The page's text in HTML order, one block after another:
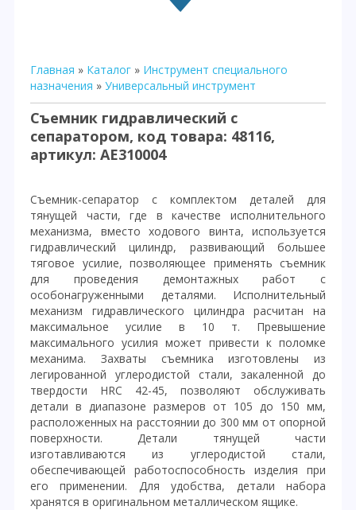
Главная » Каталог » Инструмент специального
назначения » Универсальный инструмент
Съемник гидравлический с
сепаратором, код товара: 48116,
артикул: AE310004
Съемник-сепаратор с комплектом деталей для
тянущей части, где в качестве исполнительного
механизма, вместо ходового винта, используется
гидравлический цилиндр, развивающий большее
тяговое усилие, позволяющее применять съемник
для проведения демонтажных работ с
особонагруженными деталями. Исполнительный
механизм гидравлического цилиндра расчитан на
максимальное усилие в 10 т. Превышение
максимального усилия может привести к поломке
механима. Захваты съемника изготовлены из
легированной углеродистой стали, закаленной до
твердости HRC 42-45, позволяют обслуживать
детали в диапазоне размеров от 105 до 150 мм,
расположенных на расстоянии до 300 мм от опорной
поверхности. Детали тянущей части
изготавливаются из углеродистой стали,
обеспечивающей работоспособность изделия при
его применении. Для удобства, детали набора
хранятся в оригинальном металлическом ящике.